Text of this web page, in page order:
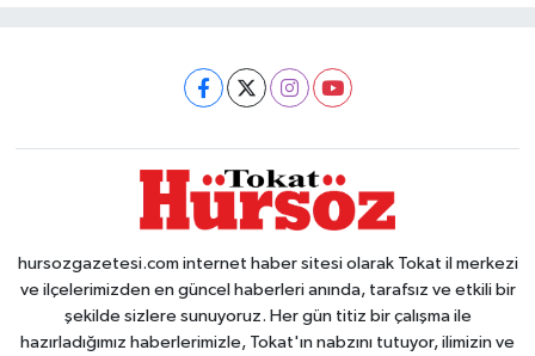
hursozgazetesi.com internet haber sitesi olarak Tokat il merkezi
ve ilçelerimizden en güncel haberleri anında, tarafsız ve etkili bir
şekilde sizlere sunuyoruz. Her gün titiz bir çalışma ile
hazırladığımız haberlerimizle, Tokat'ın nabzını tutuyor, ilimizin ve